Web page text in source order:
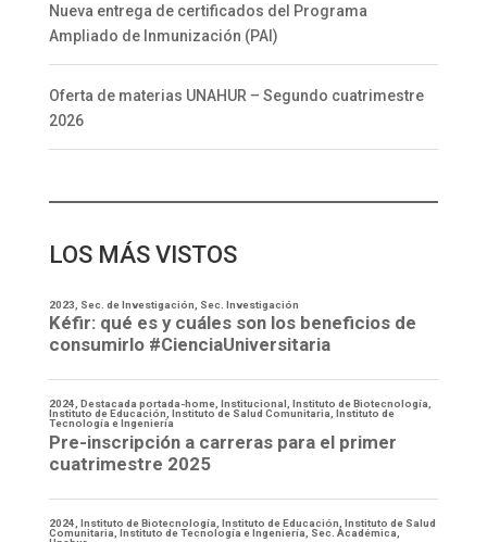
Nueva entrega de certificados del Programa
Ampliado de Inmunización (PAI)
Oferta de materias UNAHUR – Segundo cuatrimestre
2026
LOS MÁS VISTOS